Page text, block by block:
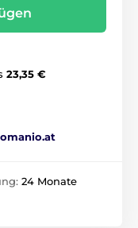
23,35 €
24 Monate